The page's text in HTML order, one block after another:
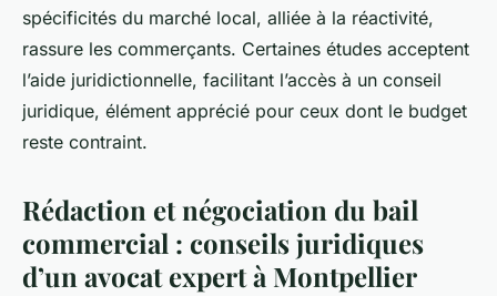
spécificités du marché local, alliée à la réactivité,
rassure les commerçants. Certaines études acceptent
l’aide juridictionnelle, facilitant l’accès à un conseil
juridique, élément apprécié pour ceux dont le budget
reste contraint.
Rédaction et négociation du bail
commercial : conseils juridiques
d’un avocat expert à Montpellier